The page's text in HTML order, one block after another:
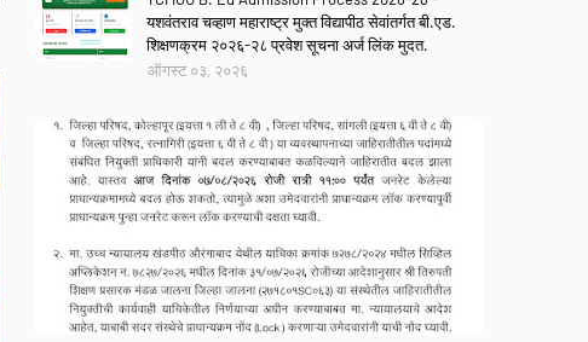
यशवंतराव चव्हाण महाराष्ट्र मुक्त विद्यापीठ सेवांतर्गत बी.एड.
शिक्षणक्रम २०२६-२८ प्रवेश सूचना अर्ज लिंक मुदत.
ऑगस्ट ०३, २०२६